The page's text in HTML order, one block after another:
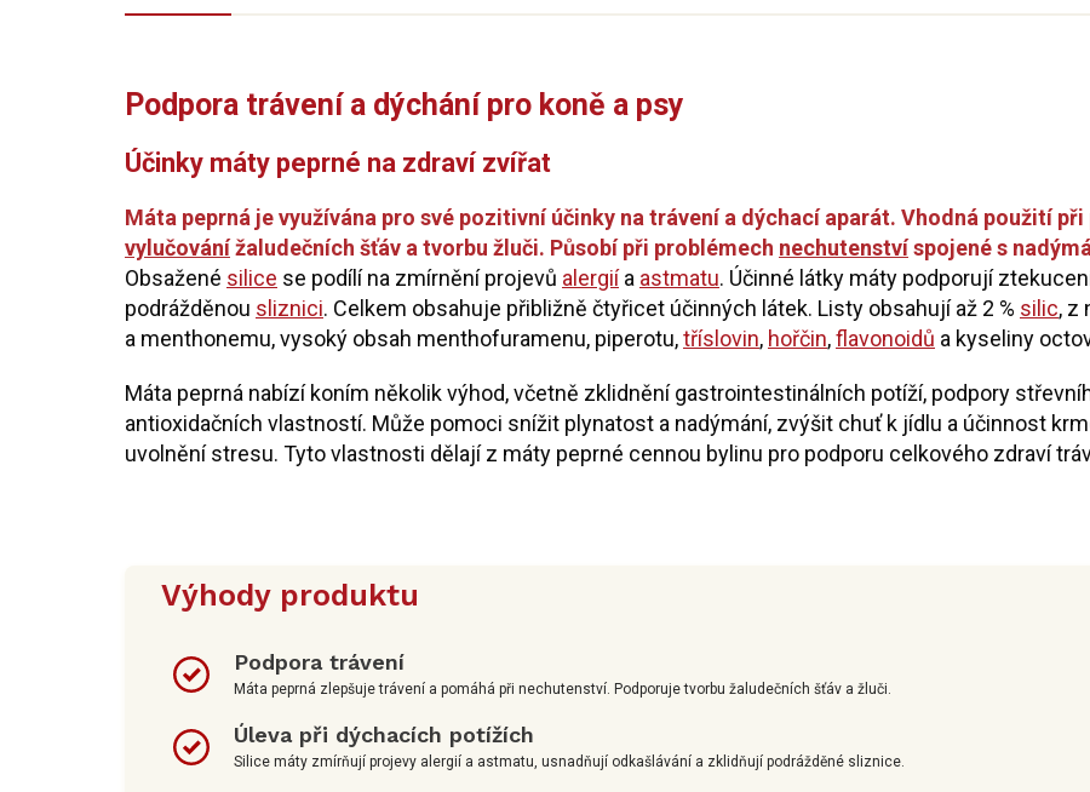
Podpora trávení a dýchání pro koně a psy
Účinky máty peprné na zdraví zvířat
Máta peprná je využívána pro své pozitivní účinky na trávení a dýchací aparát. Vhodná použití
vylučovánížaludečních šťáv a tvorbu žluči. Působí při problémech nechutenstvíspojené s
Obsažené silice se podílí na zmírnění projevů alergiía astmatu. Účinné látky máty podporují
podrážděnou sliznici. Celkem obsahuje přibližně čtyřicet účinných látek. Listy obsahují až 2 % silic, z
a menthonemu, vysoký obsah menthofuramenu, piperotu,tříslovin, hořčin,flavonoidů a kyseliny
Máta peprná nabízí koním několik výhod, včetně zklidnění gastrointestinálních potíží, podpory
antioxidačních vlastností. Může pomoci snížit plynatost a nadýmání, zvýšit chuť k jídlu a účinnost
uvolnění stresu. Tyto vlastnosti dělají z máty peprné cennou bylinu pro podporu celkového zdraví
Výhody produktu
Podpora trávení
Máta peprná zlepšuje trávení a pomáhá při nechutenství. Podporuje tvorbu žaludečních šťáv a žluči.
Úleva při dýchacích potížích
Silice máty zmírňují projevy alergií a astmatu, usnadňují odkašlávání a zklidňují podrážděné sliznice.